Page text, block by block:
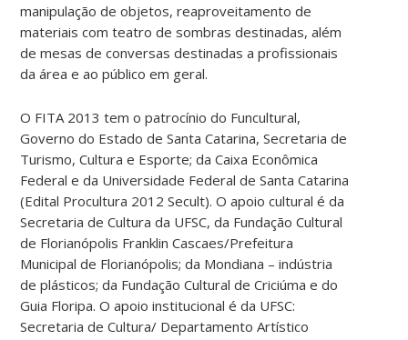
manipulação de objetos, reaproveitamento de
materiais com teatro de sombras destinadas, além
de mesas de conversas destinadas a profissionais
da área e ao público em geral.
O FITA 2013 tem o patrocínio do Funcultural,
Governo do Estado de Santa Catarina, Secretaria de
Turismo, Cultura e Esporte; da Caixa Econômica
Federal e da Universidade Federal de Santa Catarina
(Edital Procultura 2012 Secult). O apoio cultural é da
Secretaria de Cultura da UFSC, da Fundação Cultural
de Florianópolis Franklin Cascaes/Prefeitura
Municipal de Florianópolis; da Mondiana – indústria
de plásticos; da Fundação Cultural de Criciúma e do
Guia Floripa. O apoio institucional é da UFSC:
Secretaria de Cultura/ Departamento Artístico